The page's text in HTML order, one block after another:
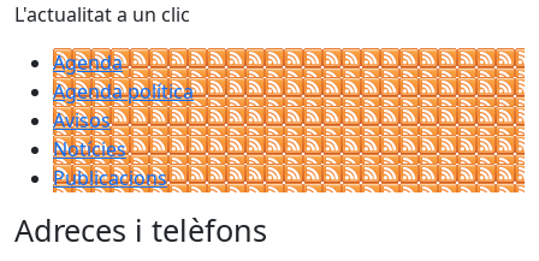
L'actualitat a un clic
Agenda
Agenda política
Avisos
Notícies
Publicacions
Adreces i telèfons